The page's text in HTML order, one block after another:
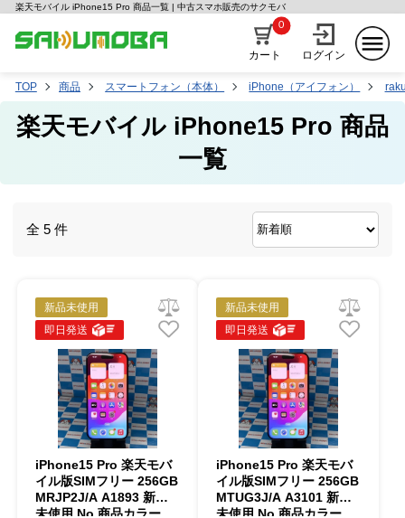
楽天モバイル iPhone15 Pro 商品一覧 | 中古スマホ販売のサクモバ
カート
0
ログイン
TOP 商品 スマートフォン（本体） iPhone（アイフォン）
楽天モバイル iPhone15 Pro 商品
一覧
全 5 件
新品未使用
即日発送
iPhone15 Pro 楽天モバ
イル版SIMフリー 256GB
MRJP2J/A A1893 新品
未使用 No 商品カラー
新品未使用
即日発送
iPhone15 Pro 楽天モバ
イル版SIMフリー 256GB
MTUG3J/A A3101 新品
未使用 No 商品カラー